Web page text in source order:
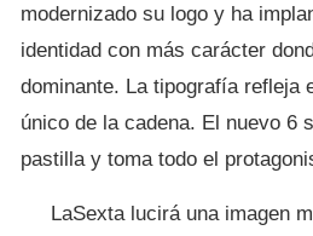
modernizado su logo y ha
identidad con más carácter
dominante. La tipografía refleja
único de la cadena. El nuevo 6
pastilla y toma todo el
LaSexta lucirá una imagen